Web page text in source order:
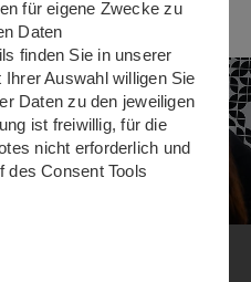
für
für eigene Zwecke zu
Daten
finden Sie in unserer
Auswahl willigen Sie
Daten zu den jeweiligen
ist freiwillig, für die
nicht erforderlich und
des Consent Tools